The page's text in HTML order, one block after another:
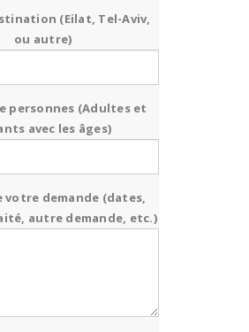
(Eilat, Tel-Aviv,
ou autre)
personnes (Adultes et
avec les âges)
votre demande (dates,
autre demande, etc.)